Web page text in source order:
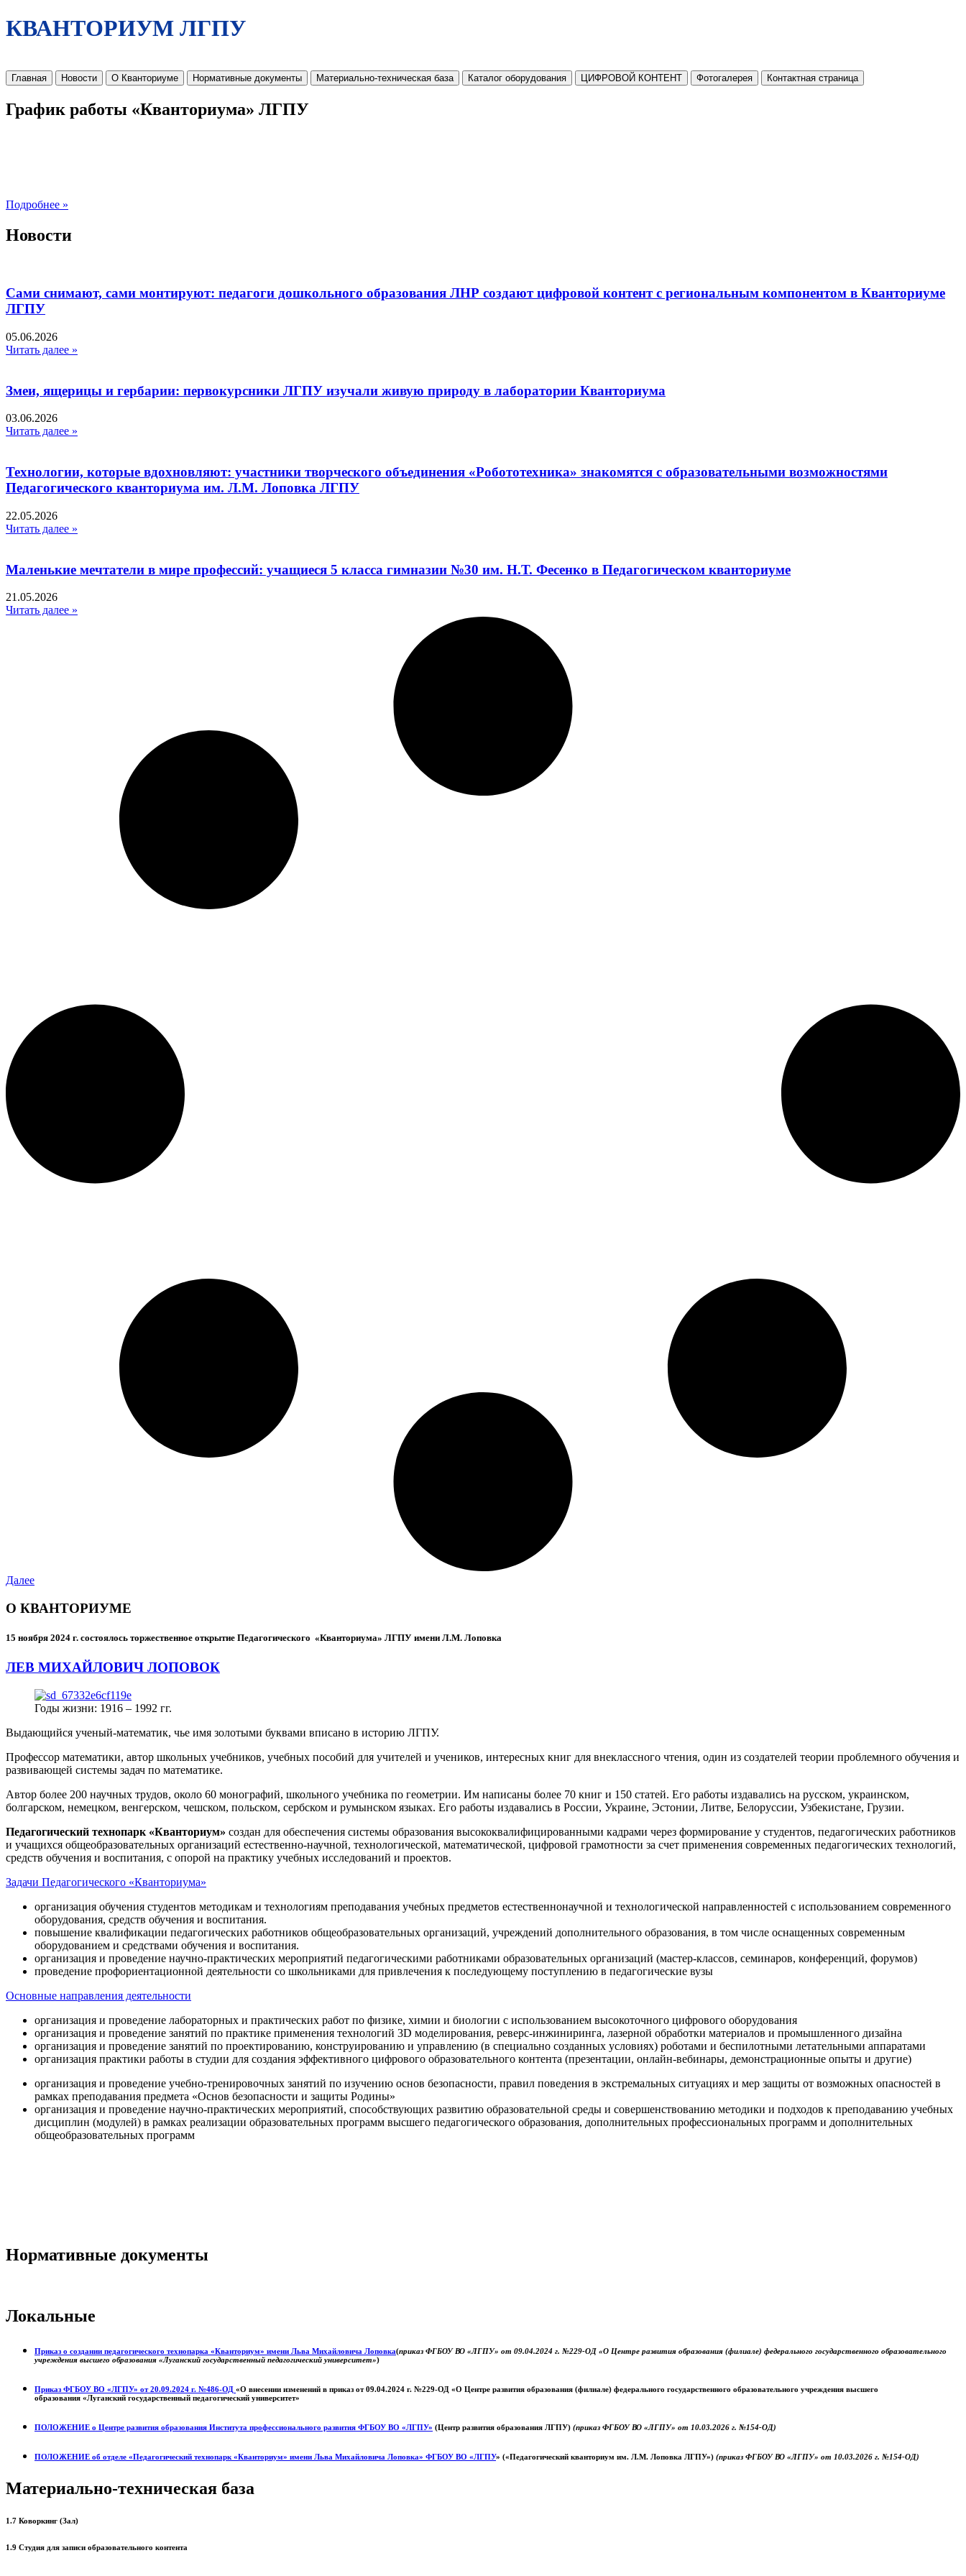
КВАНТОРИУМ ЛГПУ
Главная Новости О Кванториуме Нормативные документы Материально-техническая база Каталог оборудования ЦИФРОВОЙ КОНТЕНТ Фотогалерея Контактная страница
График работы «Кванториума» ЛГПУ
Подробнее »
Новости
Сами снимают, сами монтируют: педагоги дошкольного образования ЛНР создают цифровой контент с региональным компонентом в Кванториуме
ЛГПУ​
05.06.2026
Читать далее »
Змеи, ящерицы и гербарии: первокурсники ЛГПУ изучали живую природу в лаборатории Кванториума
03.06.2026
Читать далее »
Технологии, которые вдохновляют: участники творческого объединения «Робототехника» знакомятся с образовательными возможностями
Педагогического кванториума им. Л.М. Лоповка ЛГПУ
22.05.2026
Читать далее »
Маленькие мечтатели в мире профессий: учащиеся 5 класса гимназии №30 им. Н.Т. Фесенко в Педагогическом кванториуме
21.05.2026
Читать далее »
Далее
О КВАНТОРИУМЕ
15 ноября 2024 г. состоялось торжественное открытие Педагогического «Кванториума» ЛГПУ имени Л.М. Лоповка
ЛЕВ МИХАЙЛОВИЧ ЛОПОВОК
Годы жизни: 1916 – 1992 гг.
Выдающийся ученый-математик, чье имя золотыми буквами вписано в историю ЛГПУ.
Профессор математики, автор школьных учебников, учебных пособий для учителей и учеников, интересных книг для внеклассного чтения, один из создателей теории проблемного обучения и
развивающей системы задач по математике.
Автор более 200 научных трудов, около 60 монографий, школьного учебника по геометрии. Им написаны более 70 книг и 150 статей. Его работы издавались на русском, украинском,
болгарском, немецком, венгерском, чешском, польском, сербском и румынском языках. Его работы издавались в России, Украине, Эстонии, Литве, Белоруссии, Узбекистане, Грузии.
Педагогический технопарк «Кванториум» создан для обеспечения системы образования высококвалифицированными кадрами через формирование у студентов, педагогических работников
и учащихся общеобразовательных организаций естественно-научной, технологической, математической, цифровой грамотности за счет применения современных педагогических технологий,
средств обучения и воспитания, с опорой на практику учебных исследований и проектов.
Задачи Педагогического «Кванториума»
организация обучения студентов методикам и технологиям преподавания учебных предметов естественнонаучной и технологической направленностей с использованием современного
оборудования, средств обучения и воспитания.
повышение квалификации педагогических работников общеобразовательных организаций, учреждений дополнительного образования, в том числе оснащенных современным
оборудованием и средствами обучения и воспитания.
организация и проведение научно-практических мероприятий педагогическими работниками образовательных организаций (мастер-классов, семинаров, конференций, форумов)
проведение профориентационной деятельности со школьниками для привлечения к последующему поступлению в педагогические вузы
Основные направления деятельности
организация и проведение лабораторных и практических работ по физике, химии и биологии с использованием высокоточного цифрового оборудования
организация и проведение занятий по практике применения технологий 3D моделирования, реверс-инжиниринга, лазерной обработки материалов и промышленного дизайна
организация и проведение занятий по проектированию, конструированию и управлению (в специально созданных условиях) роботами и беспилотными летательными аппаратами
организация практики работы в студии для создания эффективного цифрового образовательного контента (презентации, онлайн-вебинары, демонстрационные опыты и другие)
организация и проведение учебно-тренировочных занятий по изучению основ безопасности, правил поведения в экстремальных ситуациях и мер защиты от возможных опасностей в
рамках преподавания предмета «Основ безопасности и защиты Родины»
организация и проведение научно-практических мероприятий, способствующих развитию образовательной среды и совершенствованию методики и подходов к преподаванию учебных
дисциплин (модулей) в рамках реализации образовательных программ высшего педагогического образования, дополнительных профессиональных программ и дополнительных
общеобразовательных программ
Нормативные документы
Локальные
Приказ о создании педагогического технопарка «Кванториум» имени Льва Михайловича Лоповка(приказ ФГБОУ ВО «ЛГПУ» от 09.04.2024 г. №229-ОД «О Центре развития образования (филиале) федерального государственного образовательного
учреждения высшего образования «Луганский государственный педагогический университет»)
Приказ ФГБОУ ВО «ЛГПУ» от 20.09.2024 г. №486-ОД «О внесении изменений в приказ от 09.04.2024 г. №229-ОД «О Центре развития образования (филиале) федерального государственного образовательного учреждения высшего
образования «Луганский государственный педагогический университет»
ПОЛОЖЕНИЕ о Центре развития образования Института профессионального развития ФГБОУ ВО «ЛГПУ» (Центр развития образования ЛГПУ) (приказ ФГБОУ ВО «ЛГПУ» от 10.03.2026 г. №154-ОД)
ПОЛОЖЕНИЕ об отделе «Педагогический технопарк «Кванториум» имени Льва Михайловича Лоповка» ФГБОУ ВО «ЛГПУ» («Педагогический кванториум им. Л.М. Лоповка ЛГПУ») (приказ ФГБОУ ВО «ЛГПУ» от 10.03.2026 г. №154-ОД)
Материально-техническая база
1.7 Коворкинг (Зал)
1.9 Студия для записи образовательного контента